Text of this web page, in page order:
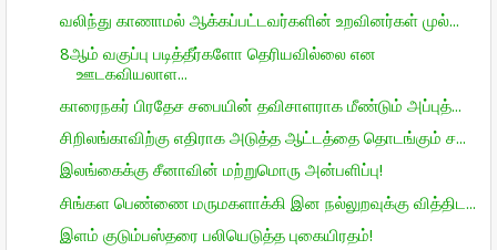
வலிந்து காணாமல் ஆக்கப்பட்டவர்களின் உறவினர்கள் முல்...
8ஆம் வகுப்பு படித்தீர்களோ தெரியவில்லை என
ஊடகவியலாள...
காரைநகர் பிரதேச சபையின் தவிசாளராக மீண்டும் அப்புத்...
சிறிலங்காவிற்கு எதிராக அடுத்த ஆட்டத்தை தொடங்கும் ச...
இலங்கைக்கு சீனாவின் மற்றுமொரு அன்பளிப்பு!
சிங்கள பெண்ணை மருமகளாக்கி இன நல்லுறவுக்கு வித்திட...
இளம் குடும்பஸ்தரை பலியெடுத்த புகையிரதம்!